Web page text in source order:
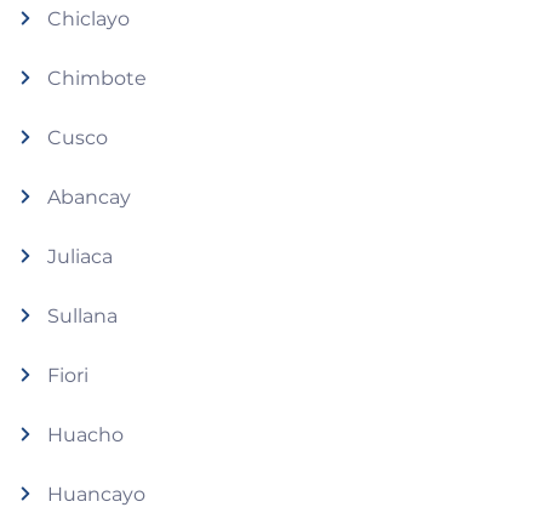
Chiclayo
Chimbote
Cusco
Abancay
Juliaca
Sullana
Fiori
Huacho
Huancayo